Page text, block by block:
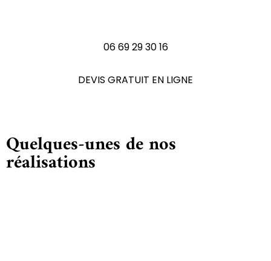
06 69 29 30 16
DEVIS GRATUIT EN LIGNE
Quelques-unes de nos
réalisations